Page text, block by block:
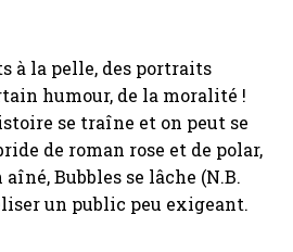
à la pelle, des portraits
humour, de la moralité !
se traîne et on peut se
de roman rose et de polar,
Bubbles se lâche (N.B.
un public peu exigeant.